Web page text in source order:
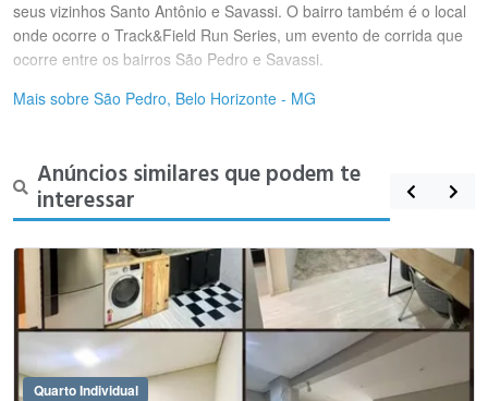
seus vizinhos Santo Antônio e Savassi. O bairro também é o local
onde ocorre o Track&Field Run Series, um evento de corrida que
ocorre entre os bairros São Pedro e Savassi.
Mais sobre São Pedro, Belo Horizonte - MG
Anúncios similares que podem te
interessar
Quarto Individual